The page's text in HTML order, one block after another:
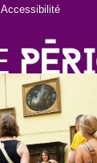
Accessibilité